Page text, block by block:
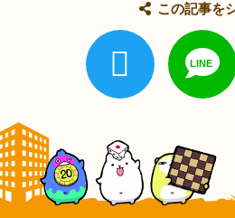
この記事を